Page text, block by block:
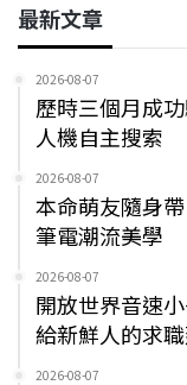
最新文章
2026-08-07
歷時三個月成
人機自主搜索
2026-08-07
本命萌友隨身
筆電潮流美學
2026-08-07
開放世界音速
給新鮮人的求
2026-08-07